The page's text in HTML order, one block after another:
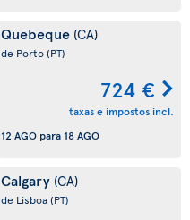
Quebeque (CA)
de Porto(PT)
724 €
taxas e impostos incl.
12 AGO para 18 AGO
Calgary (CA)
de Lisboa(PT)